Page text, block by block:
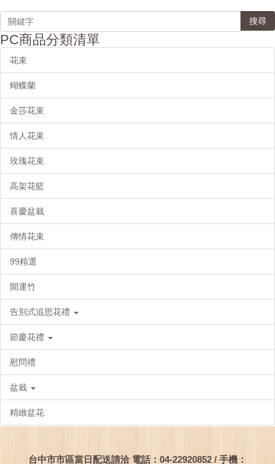
搜尋
PC商品分類清單
花束
蝴蝶蘭
金莎花束
情人花束
玫瑰花束
高架花籃
喜慶盆栽
傳情花束
99精選
開運竹
告別式追思花禮
節慶花禮
慰問禮
盆栽
精緻盆花
台中市市區當日配送請洽 電話：04-22920852 / 手機：